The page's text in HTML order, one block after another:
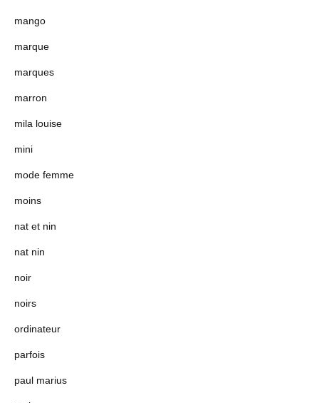
mango
marque
marques
marron
mila louise
mini
mode femme
moins
nat et nin
nat nin
noir
noirs
ordinateur
parfois
paul marius